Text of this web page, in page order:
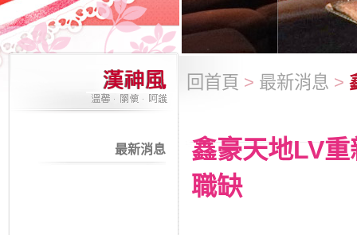
最新消息
回首頁 > 最新消息 >
鑫豪天地LV
職缺